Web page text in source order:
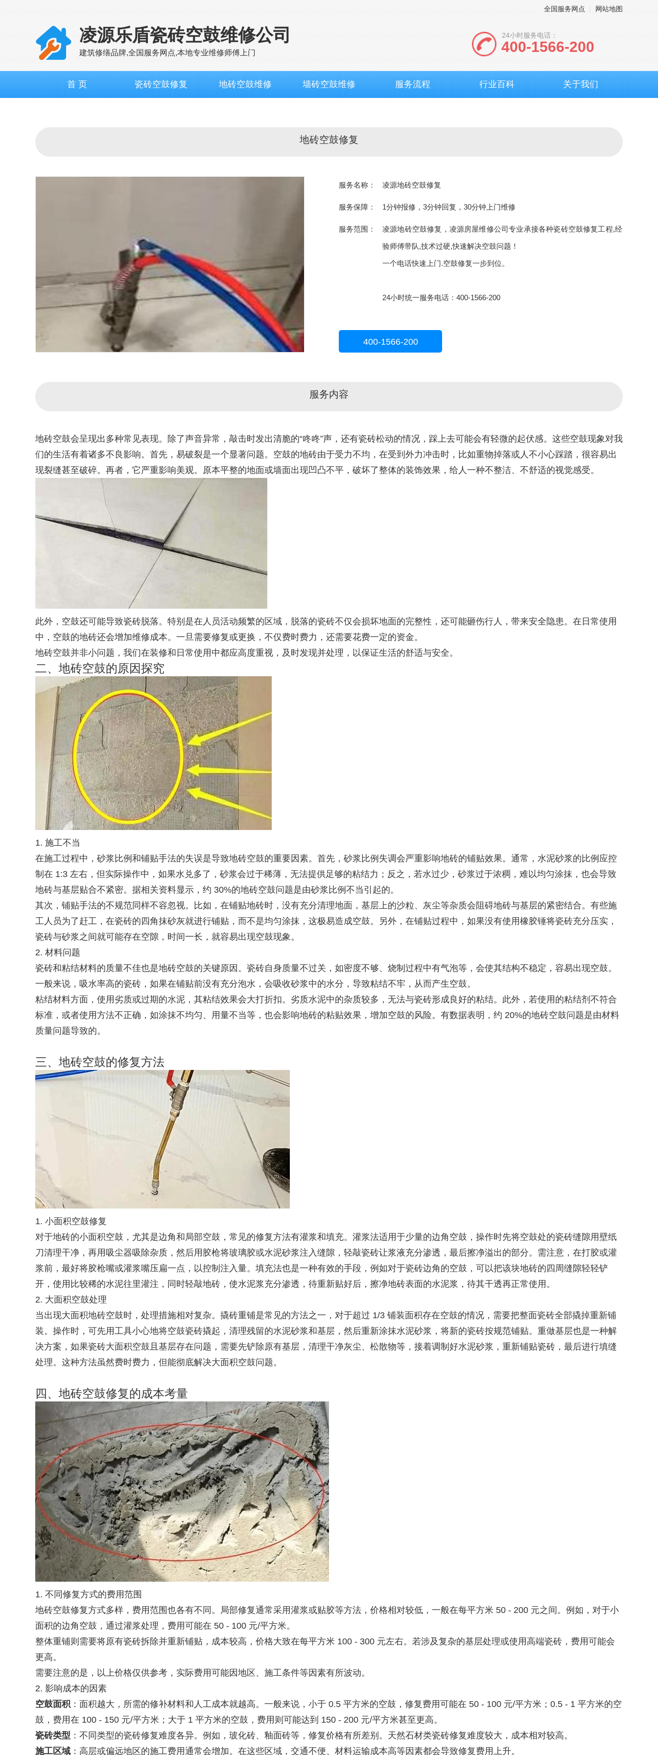
全国服务网点 网站地图
凌源乐盾瓷砖空鼓维修公司
建筑修缮品牌,全国服务网点,本地专业维修师傅上门
24小时服务电话：
400-1566-200
首 页 瓷砖空鼓修复 地砖空鼓维修 墙砖空鼓维修 服务流程 行业百科 关于我们
地砖空鼓修复
服务名称： 凌源地砖空鼓修复
服务保障： 1分钟报修，3分钟回复，30分钟上门维修
服务范围： 凌源地砖空鼓修复，凌源房屋维修公司专业承接各种瓷砖空鼓修复工程,经
验师傅带队,技术过硬,快速解决空鼓问题！
一个电话快速上门.空鼓修复一步到位。
24小时统一服务电话：400-1566-200
400-1566-200
服务内容
地砖空鼓会呈现出多种常见表现。除了声音异常，敲击时发出清脆的“咚咚”声，还有瓷砖松动的情况，踩上去可能会有轻微的起伏感。这些空鼓现象对我
们的生活有着诸多不良影响。首先，易破裂是一个显著问题。空鼓的地砖由于受力不均，在受到外力冲击时，比如重物掉落或人不小心踩踏，很容易出
现裂缝甚至破碎。再者，它严重影响美观。原本平整的地面或墙面出现凹凸不平，破坏了整体的装饰效果，给人一种不整洁、不舒适的视觉感受。
此外，空鼓还可能导致瓷砖脱落。特别是在人员活动频繁的区域，脱落的瓷砖不仅会损坏地面的完整性，还可能砸伤行人，带来安全隐患。在日常使用
中，空鼓的地砖还会增加维修成本。一旦需要修复或更换，不仅费时费力，还需要花费一定的资金。
地砖空鼓并非小问题，我们在装修和日常使用中都应高度重视，及时发现并处理，以保证生活的舒适与安全。
二、地砖空鼓的原因探究
1. 施工不当
在施工过程中，砂浆比例和铺贴手法的失误是导致地砖空鼓的重要因素。首先，砂浆比例失调会严重影响地砖的铺贴效果。通常，水泥砂浆的比例应控
制在 1:3 左右，但实际操作中，如果水兑多了，砂浆会过于稀薄，无法提供足够的粘结力；反之，若水过少，砂浆过于浓稠，难以均匀涂抹，也会导致
地砖与基层贴合不紧密。据相关资料显示，约 30%的地砖空鼓问题是由砂浆比例不当引起的。
其次，铺贴手法的不规范同样不容忽视。比如，在铺贴地砖时，没有充分清理地面，基层上的沙粒、灰尘等杂质会阻碍地砖与基层的紧密结合。有些施
工人员为了赶工，在瓷砖的四角抹砂灰就进行铺贴，而不是均匀涂抹，这极易造成空鼓。另外，在铺贴过程中，如果没有使用橡胶锤将瓷砖充分压实，
瓷砖与砂浆之间就可能存在空隙，时间一长，就容易出现空鼓现象。
2. 材料问题
瓷砖和粘结材料的质量不佳也是地砖空鼓的关键原因。瓷砖自身质量不过关，如密度不够、烧制过程中有气泡等，会使其结构不稳定，容易出现空鼓。
一般来说，吸水率高的瓷砖，如果在铺贴前没有充分泡水，会吸收砂浆中的水分，导致粘结不牢，从而产生空鼓。
粘结材料方面，使用劣质或过期的水泥，其粘结效果会大打折扣。劣质水泥中的杂质较多，无法与瓷砖形成良好的粘结。此外，若使用的粘结剂不符合
标准，或者使用方法不正确，如涂抹不均匀、用量不当等，也会影响地砖的粘贴效果，增加空鼓的风险。有数据表明，约 20%的地砖空鼓问题是由材料
质量问题导致的。
三、地砖空鼓的修复方法
1. 小面积空鼓修复
对于地砖的小面积空鼓，尤其是边角和局部空鼓，常见的修复方法有灌浆和填充。灌浆法适用于少量的边角空鼓，操作时先将空鼓处的瓷砖缝隙用壁纸
刀清理干净，再用吸尘器吸除杂质，然后用胶枪将玻璃胶或水泥砂浆注入缝隙，轻敲瓷砖让浆液充分渗透，最后擦净溢出的部分。需注意，在打胶或灌
浆前，最好将胶枪嘴或灌浆嘴压扁一点，以控制注入量。填充法也是一种有效的手段，例如对于瓷砖边角的空鼓，可以把该块地砖的四周缝隙轻轻铲
开，使用比较稀的水泥往里灌注，同时轻敲地砖，使水泥浆充分渗透，待重新贴好后，擦净地砖表面的水泥浆，待其干透再正常使用。
2. 大面积空鼓处理
当出现大面积地砖空鼓时，处理措施相对复杂。撬砖重铺是常见的方法之一，对于超过 1/3 铺装面积存在空鼓的情况，需要把整面瓷砖全部撬掉重新铺
装。操作时，可先用工具小心地将空鼓瓷砖撬起，清理残留的水泥砂浆和基层，然后重新涂抹水泥砂浆，将新的瓷砖按规范铺贴。重做基层也是一种解
决方案，如果瓷砖大面积空鼓且基层存在问题，需要先铲除原有基层，清理干净灰尘、松散物等，接着调制好水泥砂浆，重新铺贴瓷砖，最后进行填缝
处理。这种方法虽然费时费力，但能彻底解决大面积空鼓问题。
四、地砖空鼓修复的成本考量
1. 不同修复方式的费用范围
地砖空鼓修复方式多样，费用范围也各有不同。局部修复通常采用灌浆或贴胶等方法，价格相对较低，一般在每平方米 50 - 200 元之间。例如，对于小
面积的边角空鼓，通过灌浆处理，费用可能在 50 - 100 元/平方米。
整体重铺则需要将原有瓷砖拆除并重新铺贴，成本较高，价格大致在每平方米 100 - 300 元左右。若涉及复杂的基层处理或使用高端瓷砖，费用可能会
更高。
需要注意的是，以上价格仅供参考，实际费用可能因地区、施工条件等因素有所波动。
2. 影响成本的因素
空鼓面积 ：面积越大，所需的修补材料和人工成本就越高。一般来说，小于 0.5 平方米的空鼓，修复费用可能在 50 - 100 元/平方米；0.5 - 1 平方米的空
鼓，费用在 100 - 150 元/平方米；大于 1 平方米的空鼓，费用则可能达到 150 - 200 元/平方米甚至更高。
瓷砖类型 ：不同类型的瓷砖修复难度各异。例如，玻化砖、釉面砖等，修复价格有所差别。天然石材类瓷砖修复难度较大，成本相对较高。
施工区域 ：高层或偏远地区的施工费用通常会增加。在这些区域，交通不便、材料运输成本高等因素都会导致修复费用上升。